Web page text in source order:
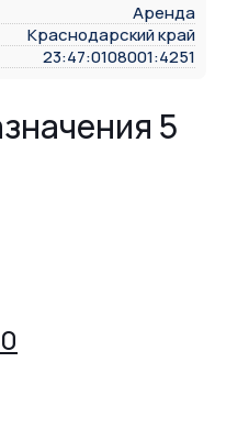
Аренда
Краснодарский край
23:47:0108001:4251
5